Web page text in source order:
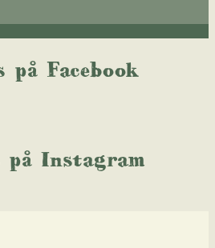
på Facebook
på Instagram